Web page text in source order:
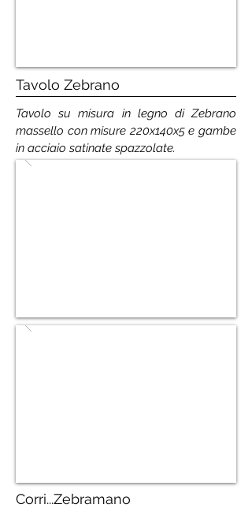
Tavolo Zebrano
Tavolo su misura in legno di Zebrano
massello con misure 220x140x5 e gambe
in acciaio satinate spazzolate.
Corri...Zebramano